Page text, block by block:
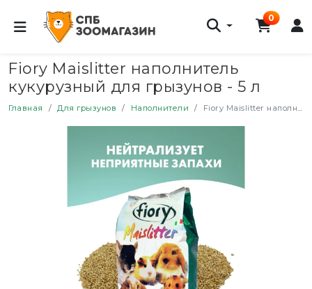
0
Fiory Maislitter наполнитель
кукурузный для грызунов - 5 л
Главная Для грызунов Наполнители Fiory Maislitter наполнитель кукурузный для грызунов - 5 л